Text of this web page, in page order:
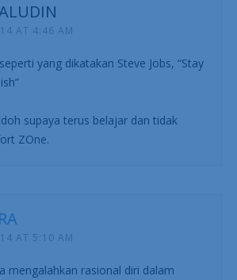
AT 4:46 AM
yang dikatakan Steve Jobs, “Stay
supaya terus belajar dan tidak
ZOne.
AT 5:10 AM
mengalahkan rasional diri dalam